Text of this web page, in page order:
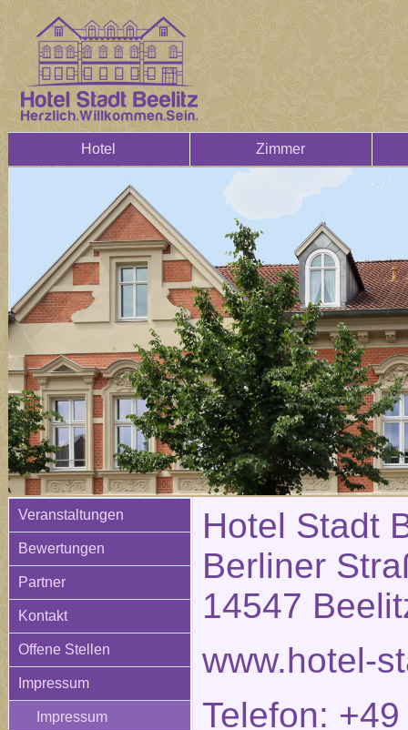
Hotel Zimmer
Veranstaltungen
Bewertungen
Partner
Kontakt
Offene Stellen
Impressum
Impressum
Hotel Stadt
Berliner
14547
www.hotel-
Telefon: